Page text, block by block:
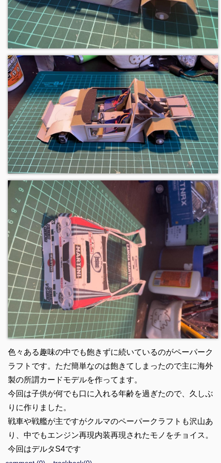
色々ある趣味の中でも飽きずに続いているのがペーパーク
ラフトです。ただ簡単なのは飽きてしまったので主に海外
製の所謂カードモデルを作ってます。
今回は子供が何でも口に入れる年齢を過ぎたので、久しぶ
りに作りました。
戦車や戦艦が主ですがクルマのペーパークラフトも沢山あ
り、中でもエンジン再現内装再現されたモノをチョイス。
今回はデルタS4です